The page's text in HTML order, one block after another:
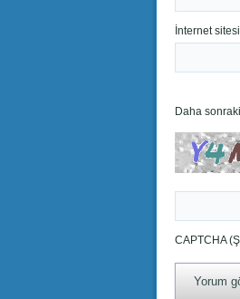
İnternet sitesi
Daha
CAPTCHA